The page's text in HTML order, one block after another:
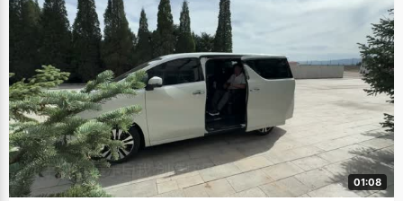
01:08